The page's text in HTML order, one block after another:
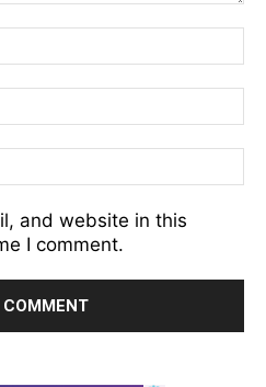
and website in this
I comment.